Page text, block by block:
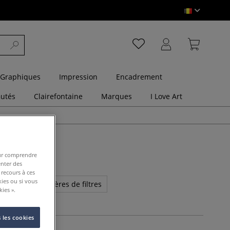
Impression
Encadrement
Clairefontaine Marques I Love Art
plus de critères de filtres
comprendre
des
à ces
ou si vous
».
cookies